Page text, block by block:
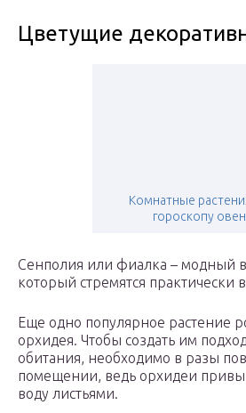
Цветущие
Комнатные
гороскопу овен
Сенполия или фиалка – модный
который стремятся практически
Еще одно популярное растение
орхидея. Чтобы создать им
обитания, необходимо в разы
помещении, ведь орхидеи
воду листьями.